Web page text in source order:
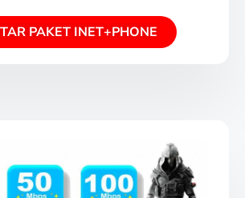
PAKET INET+PHONE